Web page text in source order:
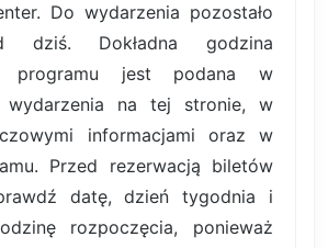
Do wydarzenia pozostało
dziś. Dokładna godzina
programu jest podana w
wydarzenia na tej stronie, w
informacjami oraz w
Przed rezerwacją biletów
datę, dzień tygodnia i
rozpoczęcia, ponieważ